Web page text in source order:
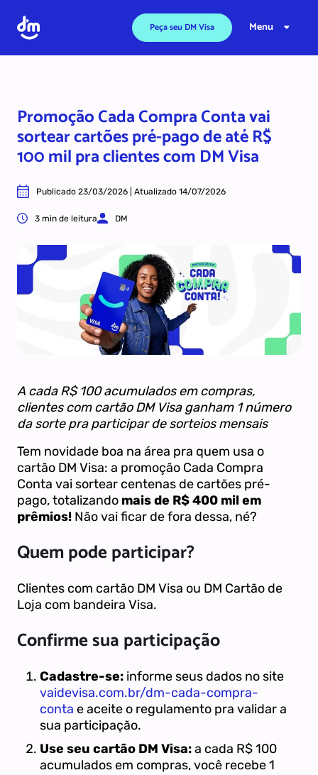
Peça seu DM Visa Menu
Promoção Cada Compra Conta vai
sortear cartões pré-pago de até R$
100 mil pra clientes com DM Visa
Publicado 23/03/2026 | Atualizado 14/07/2026
3 min de leitura DM
A cada R$ 100 acumulados em compras,
clientes com cartão DM Visa ganham 1 número
da sorte pra participar de sorteios mensais
Tem novidade boa na área pra quem usa o
cartão DM Visa: a promoção Cada Compra
Conta vai sortear centenas de cartões pré-
pago, totalizando mais de R$ 400 mil em
prêmios! Não vai ficar de fora dessa, né?
Quem pode participar?
Clientes com cartão DM Visa ou DM Cartão de
Loja com bandeira Visa.
Confirme sua participação
Cadastre-se: informe seus dados no site
vaidevisa.com.br/dm-cada-compra-
conta e aceite o regulamento pra validar a
sua participação.
Use seu cartão DM Visa:a cada R$ 100
acumulados em compras, você recebe 1